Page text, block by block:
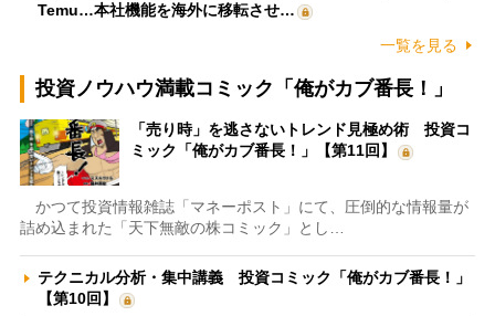
Temu…本社機能を海外に移転させ…
一覧を見る
投資ノウハウ満載コミック「俺がカブ番長！」
「売り時」を逃さないトレンド見極め術 投資コ
ミック「俺がカブ番長！」【第11回】
かつて投資情報雑誌「マネーポスト」にて、圧倒的な情報量が
詰め込まれた「天下無敵の株コミック」とし…
テクニカル分析・集中講義 投資コミック「俺がカブ番長！」
【第10回】